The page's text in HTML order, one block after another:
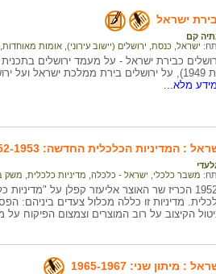
ישראל
קם
ישראל כנסת ירושלים (יישוב עירוני) אומות מאוחדות
האו"ם (שנת 1949), על ירושלים בירת ממלכת ישראל
מלא...
המדיניות הכלכלית החדשה: 1952-1953 (מיתון ראשון)
משבר כלכלי ישראל - כלכלה מדיניות כלכלית משק
בפברואר 1952 הכריז שר האוצר אליעזר קפלן
מדיניות זו כללה מכלול צעדים ביניהם:
הקיצוב על רוב המוצרים וצמצום הפיקוח על
: מיתון שני: 1965-1967